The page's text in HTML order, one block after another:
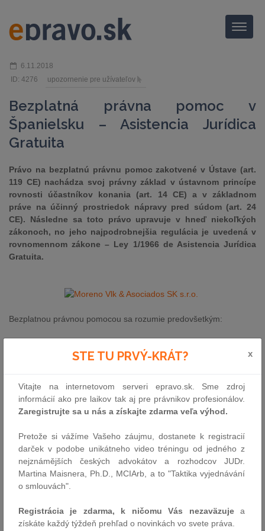
Menu
6.11.2018
ID: 4276
upozornenie pre užívateľov
Bezplatná právna pomoc v
Španielsku – Asistencia Jurídica
Gratuita
Právo na bezplatnú právnu pomoc zakotvené v Ústave (art.
119 CE) nachádza svoj právny základ v ústavnom princípe
rovnosti účastníkov konania (art. 14 CE) a v základnom
práve na účinný prostriedok nápravy pred súdom (art. 24
CE). Následne sa toto právo upravuje v hneď niekoľkých
zákonoch, no jeho najpodrobnejšia regulácia je uvedená v
rovnomennom zákone – Ley 1/1966 de Asistencia Jurídica
Gratuita.
Bezplatnou právnou pomocou sa rozumie predovšetkým:
Asistencia advokáta zadržaným osobám.
Zverejňovanie oznamov alebo ediktov vo verejných
registroch v priebehu konania.
Oslobodenie od súdnych poplatkov.
Vydávanie listinných kópií, zápisníc a iných súdnych alebo
notárskych dokumentov.
80% zníženie poplatkov za určité notárske úkony.
80% zníženie poplatkov za určité úkony vykonávané
Základným predpokladom pre úspešnú žiadosť o bezplatnú
STE TU PRVÝ-KRÁT? x
Vitajte na internetovom serveri epravo.sk. Sme zdroj
informácií ako pre laikov tak aj pre právnikov profesionálov.
Zaregistrujte sa u nás a získajte zdarma veľa výhod.
Pretože si vážíme Vašeho záujmu, dostanete k registracií
darček v podobe unikátneho video tréningu od jedného z
nejznámějších českých advokátov a rozhodcov JUDr.
Martina Maisnera, Ph.D., MCIArb, a to "Taktika vyjednávání
o smlouvách".
Registrácia je zdarma, k ničomu Vás nezaväzujea
získáte každý týždeň prehľad o novinkách vo svete práva.